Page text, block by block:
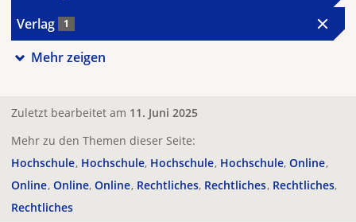
Verlag 1
Mehr zeigen
Zuletzt bearbeitet am 11. Juni 2025
Mehr zu den Themen dieser Seite:
Hochschule Hochschule Hochschule Hochschule Online
Online Online Online Rechtliches Rechtliches Rechtliches
Rechtliches